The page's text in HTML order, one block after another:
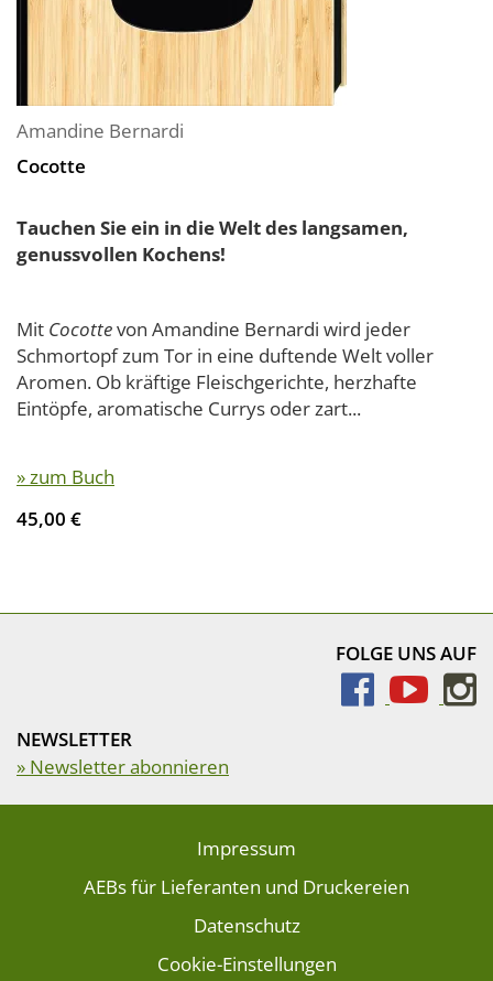
Amandine Bernardi
Cocotte
Tauchen Sie ein in die Welt des langsamen,
genussvollen Kochens!
Mit Cocottevon Amandine Bernardi wird jeder
Schmortopf zum Tor in eine duftende Welt voller
Aromen. Ob kräftige Fleischgerichte, herzhafte
Eintöpfe, aromatische Currys oder zart...
» zum Buch
45,00 €
FOLGE UNS AUF
NEWSLETTER
» Newsletter abonnieren
Impressum
AEBs für Lieferanten und Druckereien
Datenschutz
Cookie-Einstellungen